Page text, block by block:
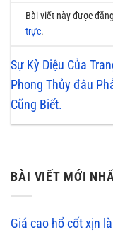
Bài viết này được
trực.
Sự Kỳ Diệu Của
Phong Thủy đâu
Cũng Biết.
BÀI VIẾT MỚI
Giá cao hổ cốt xịn